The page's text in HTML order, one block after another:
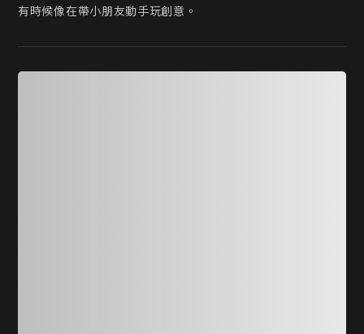
有時候像在帶小朋友動手玩創意。